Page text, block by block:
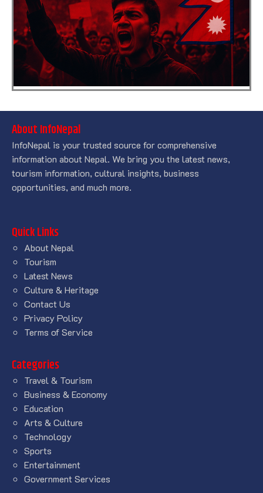
About InfoNepal
InfoNepal is your trusted source for comprehensive
information about Nepal. We bring you the latest news,
tourism information, cultural insights, business
opportunities, and much more.
Quick Links
About Nepal
Tourism
Latest News
Culture & Heritage
Contact Us
Privacy Policy
Terms of Service
Categories
Travel & Tourism
Business & Economy
Education
Arts & Culture
Technology
Sports
Entertainment
Government Services